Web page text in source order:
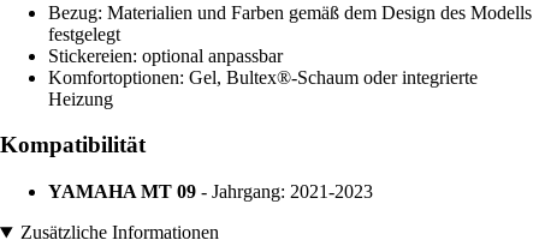
Bezug: Materialien und Farben gemäß dem Design des Modells
festgelegt
Stickereien: optional anpassbar
Komfortoptionen: Gel, Bultex®-Schaum oder integrierte
Heizung
Kompatibilität
YAMAHA MT 09 - Jahrgang: 2021-2023
Zusätzliche Informationen